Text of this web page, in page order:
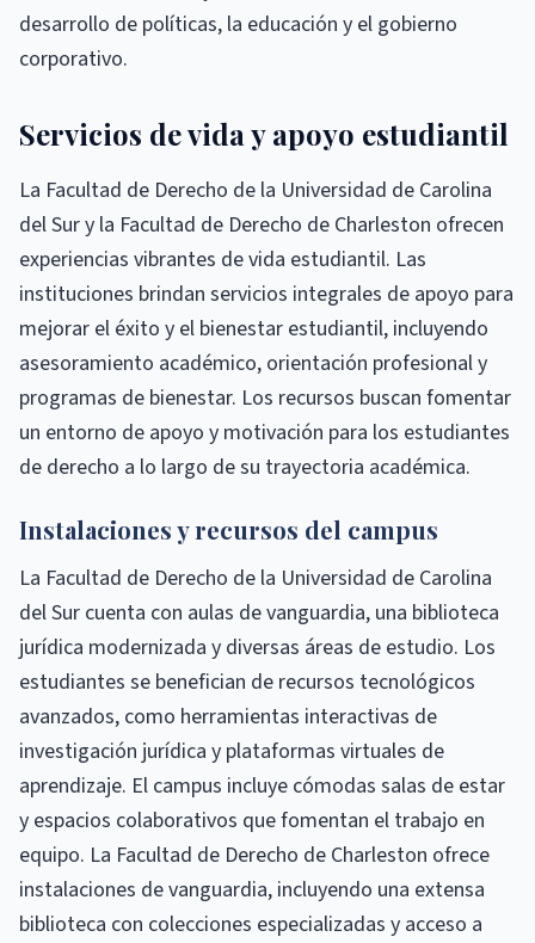
desarrollo de políticas, la educación y el gobierno
corporativo.
Servicios de vida y apoyo estudiantil
La Facultad de Derecho de la Universidad de Carolina
del Sur y la Facultad de Derecho de Charleston ofrecen
experiencias vibrantes de vida estudiantil. Las
instituciones brindan servicios integrales de apoyo para
mejorar el éxito y el bienestar estudiantil, incluyendo
asesoramiento académico, orientación profesional y
programas de bienestar. Los recursos buscan fomentar
un entorno de apoyo y motivación para los estudiantes
de derecho a lo largo de su trayectoria académica.
Instalaciones y recursos del campus
La Facultad de Derecho de la Universidad de Carolina
del Sur cuenta con aulas de vanguardia, una biblioteca
jurídica modernizada y diversas áreas de estudio. Los
estudiantes se benefician de recursos tecnológicos
avanzados, como herramientas interactivas de
investigación jurídica y plataformas virtuales de
aprendizaje. El campus incluye cómodas salas de estar
y espacios colaborativos que fomentan el trabajo en
equipo. La Facultad de Derecho de Charleston ofrece
instalaciones de vanguardia, incluyendo una extensa
biblioteca con colecciones especializadas y acceso a